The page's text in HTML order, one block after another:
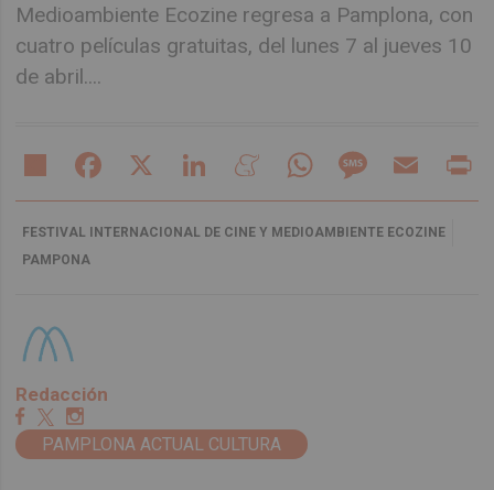
Medioambiente Ecozine regresa a Pamplona, con
cuatro películas gratuitas, del lunes 7 al jueves 10
de abril....
Share Facebook LinkedIn MeneameWhatsAppMessageEmail
FESTIVAL INTERNACIONAL DE CINE Y MEDIOAMBIENTE ECOZINE
PAMPONA
Redacción
PAMPLONA ACTUAL CULTURA